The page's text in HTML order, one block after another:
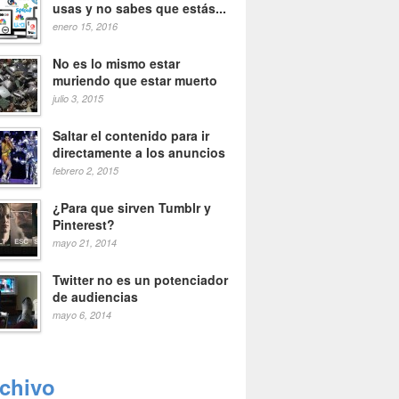
usas y no sabes que estás...
enero 15, 2016
No es lo mismo estar
muriendo que estar muerto
julio 3, 2015
Saltar el contenido para ir
directamente a los anuncios
febrero 2, 2015
¿Para que sirven Tumblr y
Pinterest?
mayo 21, 2014
Twitter no es un potenciador
de audiencias
mayo 6, 2014